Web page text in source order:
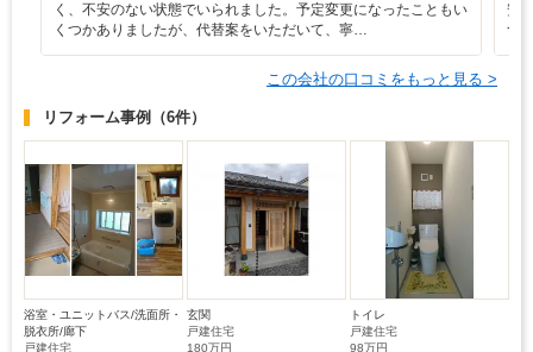
く、不安のない状態でいられました。予定変更になったこともい
くつかありましたが、代替案をいただいて、寧…
安
つ
この会社の口コミをもっと見る >
リフォーム事例 （6件）
浴室・ユニットバス/洗面所・
脱衣所/廊下
戸建住宅
玄関
戸建住宅
180万円
トイレ
戸建住宅
98万円